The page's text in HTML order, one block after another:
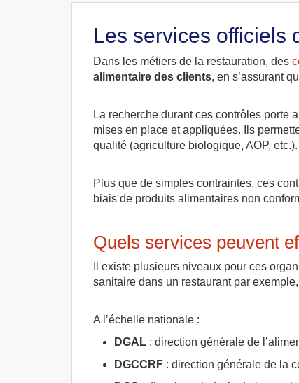
Les services officiels
Dans les métiers de la restauration, des
alimentaire des clients, en s’assurant
La recherche durant ces contrôles porte
mises en place et appliquées. Ils
qualité (agriculture biologique, AOP, etc.).
Plus que de simples contraintes, ces
biais de produits alimentaires non
Quels services peuvent
Il existe plusieurs niveaux pour ces
sanitaire dans un restaurant par
A l’échelle nationale :
DGAL : direction générale de
DGCCRF : direction générale de la